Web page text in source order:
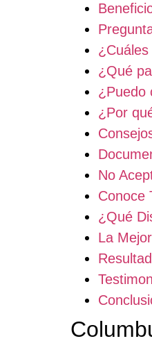
¿Qué
¿Puedo
¿Por
No
Conoce
¿Qué
La